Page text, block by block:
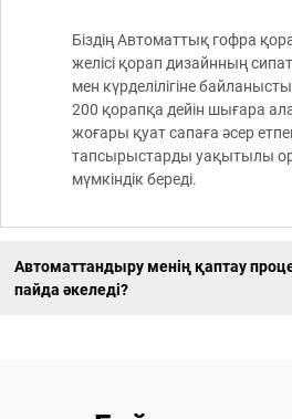
Біздің Автоматтық гофра
желісі қорап дизайнның
мен күрделілігіне
200 қорапқа дейін шығара
жоғары қуат сапаға әсер
тапсырыстарды уақытылы
мүмкіндік береді.
Автоматтандыру менің қаптау
пайда әкеледі?